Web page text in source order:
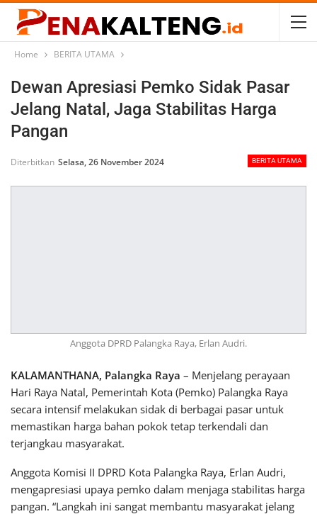
Home BERITA UTAMA
Dewan Apresiasi Pemko Sidak Pasar
Jelang Natal, Jaga Stabilitas Harga
Pangan
BERITA UTAMA
Diterbitkan Selasa, 26 November 2024
Anggota DPRD Palangka Raya, Erlan Audri.
KALAMANTHANA, Palangka Raya – Menjelang perayaan
Hari Raya Natal, Pemerintah Kota (Pemko) Palangka Raya
secara intensif melakukan sidak di berbagai pasar untuk
memastikan harga bahan pokok tetap terkendali dan
terjangkau masyarakat.
Anggota Komisi II DPRD Kota Palangka Raya, Erlan Audri,
mengapresiasi upaya pemko dalam menjaga stabilitas harga
pangan. “Langkah ini sangat membantu masyarakat jelang